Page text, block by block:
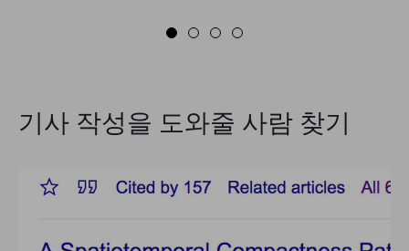
기사 작성을 도와줄 사람 찾기